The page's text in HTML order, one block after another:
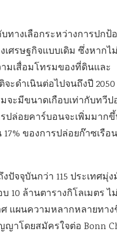
ทางเลือกระหว่างการปกป้
ศรษฐกิจแบบเดิม ซึ่งหากไ
มเสื่อมโทรมของที่ดินและ
ะดำเนินต่อไปจนถึงปี2050
จะมีขนาดเกือบเท่ากับทวีป
ปล่อยคาร์บอนจะเพิ่มมาก
17% ของการปล่อยก๊าซเรือ
งปัจจุบันกว่า 115 ประเทศมุ่
บ 10 ล้านตารางกิโลเมตร ไ
แผนความหลากหลายทา
ญาโดยสมัครใจต่อ Bonn